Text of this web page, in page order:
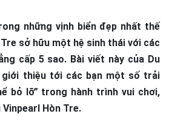
những vịnh biển đẹp nhất thế
sở hữu một hệ sinh thái với các
cấp 5 sao. Bài viết này của Du
giới thiệu tới các bạn một số trải
bỏ lỡ” trong hành trình vui chơi,
Hòn Tre.